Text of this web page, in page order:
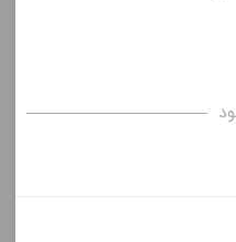
قیمت ، گزینه های محصول را